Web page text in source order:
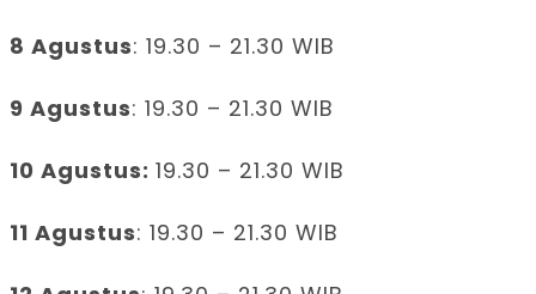
8 Agustus: 19.30 – 21.30 WIB
9 Agustus: 19.30 – 21.30 WIB
10 Agustus: 19.30 – 21.30 WIB
11 Agustus: 19.30 – 21.30 WIB